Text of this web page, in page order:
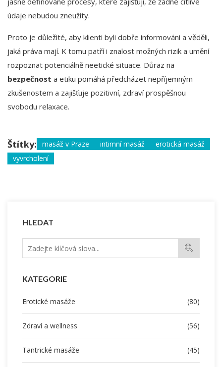
HLEDAT
KATEGORIE
Erotické masáže (80)
Zdraví a wellness (56)
Tantrické masáže (45)
údaje nebudou zneužity.
Proto je důležité, aby klienti byli dobře informováni a věděli,
jaká práva mají. K tomu patří i znalost možných rizik a umění
rozpoznat potenciálně neetické situace. Důraz na
bezpečnost a etiku pomáhá předcházet nepříjemným
zkušenostem a zajišťuje pozitivní, zdraví prospěšnou
svobodu relaxace.
Štítky: masáž v Praze intimní masáž
erotická masáž
vyvrcholení